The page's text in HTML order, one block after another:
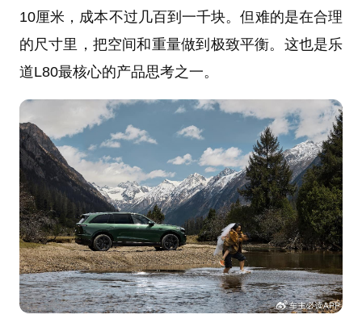
10厘米，成本不过几百到一千块。但难的是在合理
的尺寸里，把空间和重量做到极致平衡。这也是乐
道L80最核心的产品思考之一。